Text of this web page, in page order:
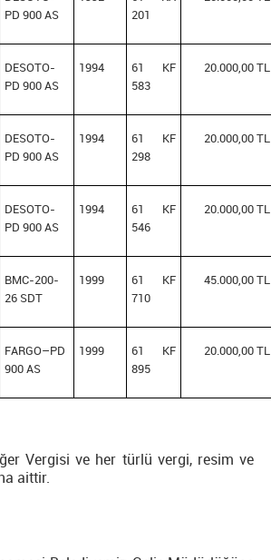
PD 900 AS
201
DESOTO-
PD 900 AS
1994
61 KF
583
20.000,00 TL
DESOTO-
PD 900 AS
1994
61 KF
298
20.000,00 TL
DESOTO-
PD 900 AS
1994
61 KF
546
20.000,00 TL
BMC-200-
26 SDT
1999
61 KF
710
45.000,00 TL
FARGO–PD
900 AS
1999
61 KF
895
20.000,00 TL
Vergisi ve her türlü vergi, resim ve
aittir.